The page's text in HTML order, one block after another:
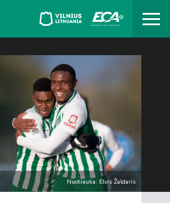
Nuotrauka: Elvis Žaldaris